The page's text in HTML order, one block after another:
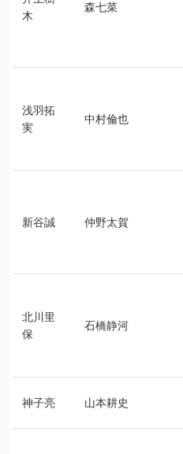
木
森七菜
浅羽拓
実
中村倫也
新谷誠 仲野太賀
北川里
保
石橋静河
神子亮 山本耕史